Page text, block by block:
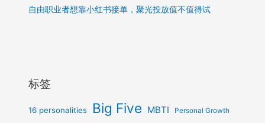
自由职业者想靠小红书接单，聚光投放值不值得试
标签
16 personalities Big Five MBTI Personal Growth